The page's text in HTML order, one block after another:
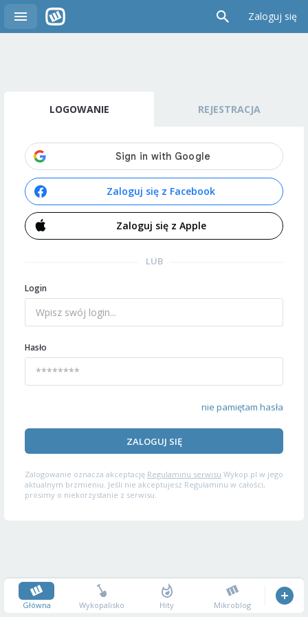
Zaloguj się
LOGOWANIE REJESTRACJA
Zaloguj się z Facebook
Zaloguj się z Apple
LUB
Login
Hasło
nie pamiętam hasła
ZALOGUJ SIĘ
Zalogowanie oznacza akceptację Regulaminu serwisu Wykop.pl w jego
aktualnym brzmieniu. Jeśli nie akceptujesz Regulaminu w całości,
prosimy o niekorzystanie z serwisu.
Główna Wykopalisko Hity Mikroblog